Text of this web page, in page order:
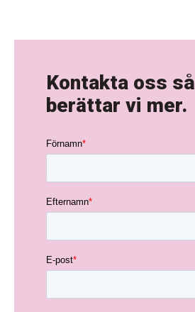
Kontakta oss så
berättar vi mer.